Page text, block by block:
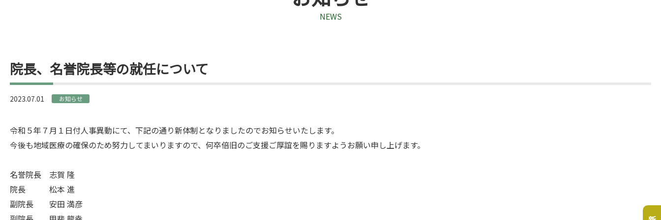
NEWS
院長、名誉院長等の就任について
2023.07.01 お知らせ
令和５年７月１日付人事異動にて、下記の通り新体制となりましたのでお知らせいたします。
今後も地域医療の確保のため努力してまいりますので、何卒倍旧のご支援ご厚誼を賜りますようお願い申し上げます。
名誉院長　志賀 隆
院長　　　松本 進
副院長　　安田 満彦